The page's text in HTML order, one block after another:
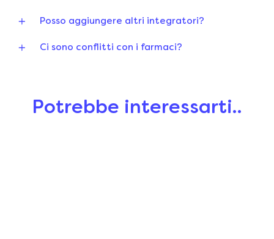
Posso aggiungere altri integratori?
Ci sono conflitti con i farmaci?
Potrebbe interessarti..